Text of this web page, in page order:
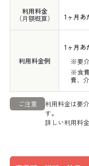
利用料金
（月額概算） 1ヶ月あ
利用料金例
1ヶ月あ
※要
※食
費、
ご注意
利用料金は要
す。
詳しい利用料